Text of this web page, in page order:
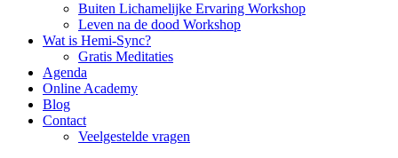
Buiten Lichamelijke Ervaring Workshop
Leven na de dood Workshop
Wat is Hemi-Sync?
Gratis Meditaties
Agenda
Online Academy
Blog
Contact
Veelgestelde vragen